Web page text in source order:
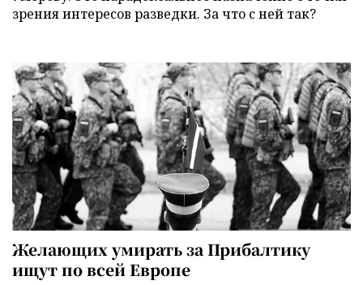
зрения интересов разведки. За что с ней так?
Желающих умирать за Прибалтику
ищут по всей Европе